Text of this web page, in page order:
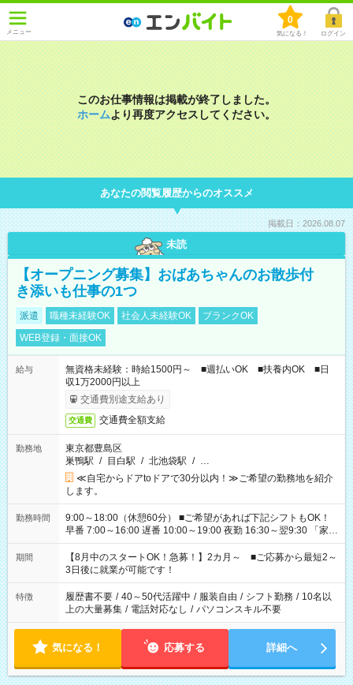
メニュー
0
気になる！ ログイン
このお仕事情報は掲載が終了しました。
ホームより再度アクセスしてください。
あなたの閲覧履歴からのオススメ
掲載日：2026.08.07
未読
【オープニング募集】おばあちゃんのお散歩付
き添いも仕事の1つ
派遣 職種未経験OK 社会人未経験OK
ブランクOK
WEB登録・面接OK
給与
無資格未経験：時給1500円～ ■週払いOK ■扶養内OK ■日
収1万2000円以上
交通費別途支給あり
交通費 交通費全額支給
勤務地
東京都豊島区
巣鴨駅 / 目白駅 / 北池袋駅 / …
≪自宅からドアtoドアで30分以内！≫ご希望の勤務地を紹介
します。
勤務時間
9:00～18:00（休憩60分） ■ご希望があれば下記シフトもOK！
早番 7:00～16:00 遅番 10:00～19:00 夜勤 16:30～翌9:30 「家族
と休みを合わせたい」 「余裕を持って夕飯の準備がしたい」
「できれば残業はしたくない」 など、ご希望を教えてください
ね。 ※Wワーク希望の方へ 今ご覧のお仕事で希望する勤務時間
と、もう1つのお仕事の勤務時間。 合計で週40時間を超える場
合は応募できません。
期間
【8月中のスタートOK！急募！】2カ月～ ■ご応募から最短2～
3日後に就業が可能です！
特徴 履歴書不要 / 40～50代活躍中 / 服装自由 / シフト勤務 / 10名以
上の大量募集 / 電話対応なし / パソコンスキル不要
気になる！ 応募する 詳細へ